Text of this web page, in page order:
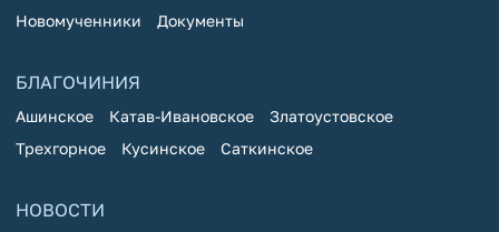
Новомученники
Документы
БЛАГОЧИНИЯ
Ашинское Катав-Ивановское
Златоустовское
Трехгорное
Кусинское Саткинское
НОВОСТИ